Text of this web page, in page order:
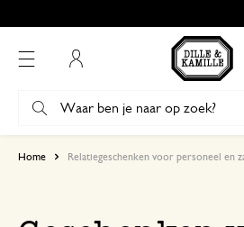
Home Relatiegeschenken voor personeel en